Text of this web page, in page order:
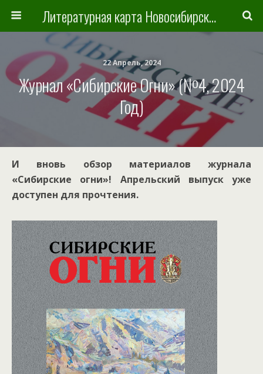
Литературная карта Новосибирска и Новосибирской области
22 Апрель, 2024
Журнал «Сибирские Огни» (№4, 2024
Год)
И вновь обзор материалов журнала
«Сибирские огни»! Апрельский выпуск уже
доступен для прочтения.